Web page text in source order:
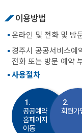
이용방법
온라인 및 전화 및 방
경주시 공공서비스예
전화 또는 방문 예약
사용절차
1.
공공예약
홈페이지
이동
2.
회원가